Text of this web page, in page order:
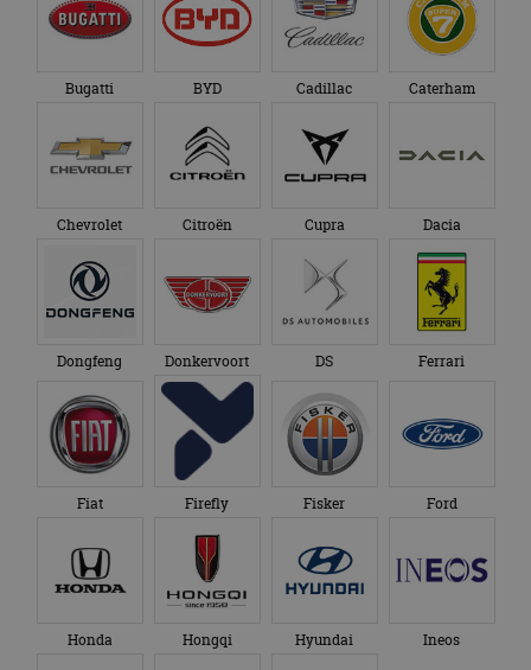
Bugatti BYD Cadillac Caterham
Chevrolet Citroën Cupra Dacia
Dongfeng Donkervoort DS Ferrari
Fiat Firefly Fisker Ford
Honda Hongqi Hyundai Ineos